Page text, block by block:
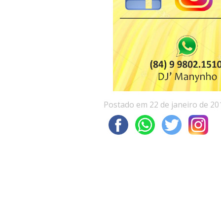
Postado em 22 de janeiro de